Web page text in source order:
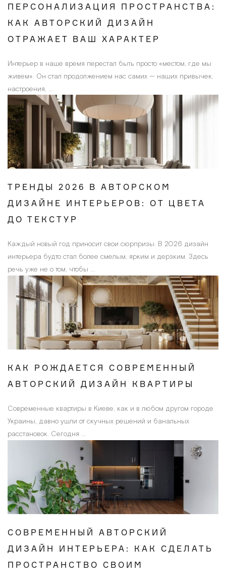
ПЕРСОНАЛИЗАЦИЯ ПРОСТРАНСТВА:
КАК АВТОРСКИЙ ДИЗАЙН
ОТРАЖАЕТ ВАШ ХАРАКТЕР
Интерьер в наше время перестал быть просто «местом, где мы
живем». Он стал продолжением нас самих — наших привычек,
настроения, ...
ТРЕНДЫ 2026 В АВТОРСКОМ
ДИЗАЙНЕ ИНТЕРЬЕРОВ: ОТ ЦВЕТА
ДО ТЕКСТУР
Каждый новый год приносит свои сюрпризы. В 2026 дизайн
интерьера будто стал более смелым, ярким и дерзким. Здесь
речь уже не о том, чтобы ...
КАК РОЖДАЕТСЯ СОВРЕМЕННЫЙ
АВТОРСКИЙ ДИЗАЙН КВАРТИРЫ
Современные квартиры в Киеве, как и в любом другом городе
Украины, давно ушли от скучных решений и банальных
расстановок. Сегодня ...
СОВРЕМЕННЫЙ АВТОРСКИЙ
ДИЗАЙН ИНТЕРЬЕРА: КАК СДЕЛАТЬ
ПРОСТРАНСТВО СВОИМ